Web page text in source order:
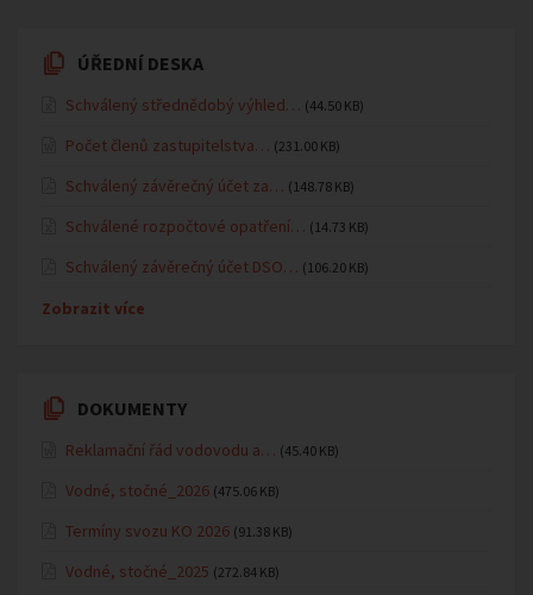
ÚŘEDNÍ DESKA
Schválený střednědobý výhled… (44.50 KB)
Počet členů zastupitelstva… (231.00 KB)
Schválený závěrečný účet za… (148.78 KB)
Schválené rozpočtové opatření… (14.73 KB)
Schválený závěrečný účet DSO… (106.20 KB)
Zobrazit více
DOKUMENTY
Reklamační řád vodovodu a… (45.40 KB)
Vodné, stočné_2026 (475.06 KB)
Termíny svozu KO 2026 (91.38 KB)
Vodné, stočné_2025 (272.84 KB)